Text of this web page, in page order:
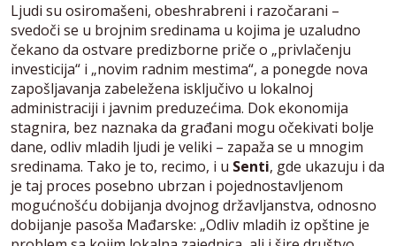
Ljudi su osiromašeni, obeshrabreni i razočarani –
svedoči se u brojnim sredinama u kojima je uzaludno
čekano da ostvare predizborne priče o „privlačenju
investicija“ i „novim radnim mestima“, a ponegde nova
zapošljavanja zabeležena isključivo u lokalnoj
administraciji i javnim preduzećima. Dok ekonomija
stagnira, bez naznaka da građani mogu očekivati bolje
dane, odliv mladih ljudi je veliki – zapaža se u mnogim
sredinama. Tako je to, recimo, i u Senti, gde ukazuju i da
je taj proces posebno ubrzan i pojednostavljenom
mogućnošću dobijanja dvojnog državljanstva, odnosno
dobijanje pasoša Mađarske: „Odliv mladih iz opštine je